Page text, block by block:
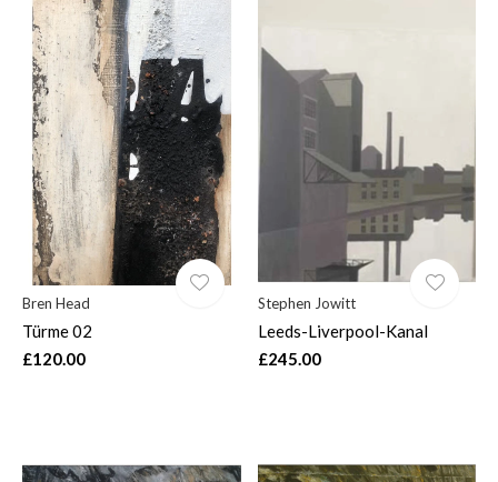
Bren Head
Türme 02
£120.00
Stephen Jowitt
Leeds-Liverpool-Kanal
£245.00